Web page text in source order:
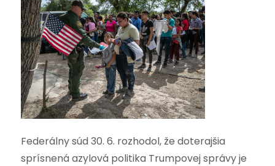
Federálny súd 30. 6. rozhodol, že doterajšia
sprísnená azylová politika Trumpovej správy je